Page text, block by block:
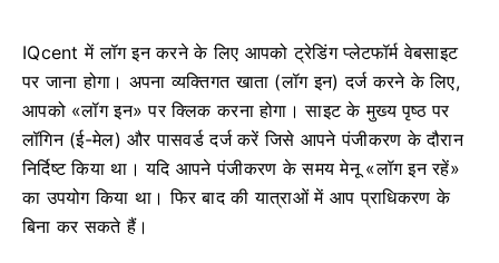
IQcent में लॉग इन करने के लिए आपको ट्रेडिंग प्लेटफॉर्म वेबसाइट
पर जाना होगा। अपना व्यक्तिगत खाता (लॉग इन) दर्ज करने के लिए,
आपको «लॉग इन» पर क्लिक करना होगा।साइट के मुख्य पृष्ठ पर
लॉगिन (ई-मेल) और पासवर्ड दर्ज करें जिसे आपने पंजीकरण के दौरान
निर्दिष्ट किया था।यदि आपने पंजीकरण के समय मेनू «लॉग इन रहें»
का उपयोग किया था।फिर बाद की यात्राओं में आप प्राधिकरण के
बिना कर सकते हैं।